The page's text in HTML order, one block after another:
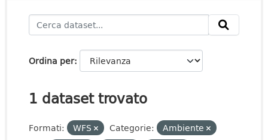
Ordina per
1 dataset trovato
Formati: WFS Categorie:
Ambiente